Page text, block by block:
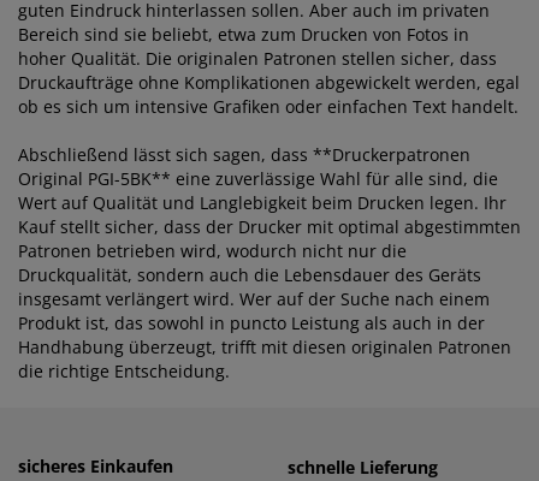
guten Eindruck hinterlassen sollen. Aber auch im privaten
Bereich sind sie beliebt, etwa zum Drucken von Fotos in
hoher Qualität. Die originalen Patronen stellen sicher, dass
Druckaufträge ohne Komplikationen abgewickelt werden, egal
ob es sich um intensive Grafiken oder einfachen Text handelt.
Abschließend lässt sich sagen, dass **Druckerpatronen
Original PGI-5BK** eine zuverlässige Wahl für alle sind, die
Wert auf Qualität und Langlebigkeit beim Drucken legen. Ihr
Kauf stellt sicher, dass der Drucker mit optimal abgestimmten
Patronen betrieben wird, wodurch nicht nur die
Druckqualität, sondern auch die Lebensdauer des Geräts
insgesamt verlängert wird. Wer auf der Suche nach einem
Produkt ist, das sowohl in puncto Leistung als auch in der
Handhabung überzeugt, trifft mit diesen originalen Patronen
die richtige Entscheidung.
sicheres Einkaufen einfaches Zahlen
schnelle Lieferung